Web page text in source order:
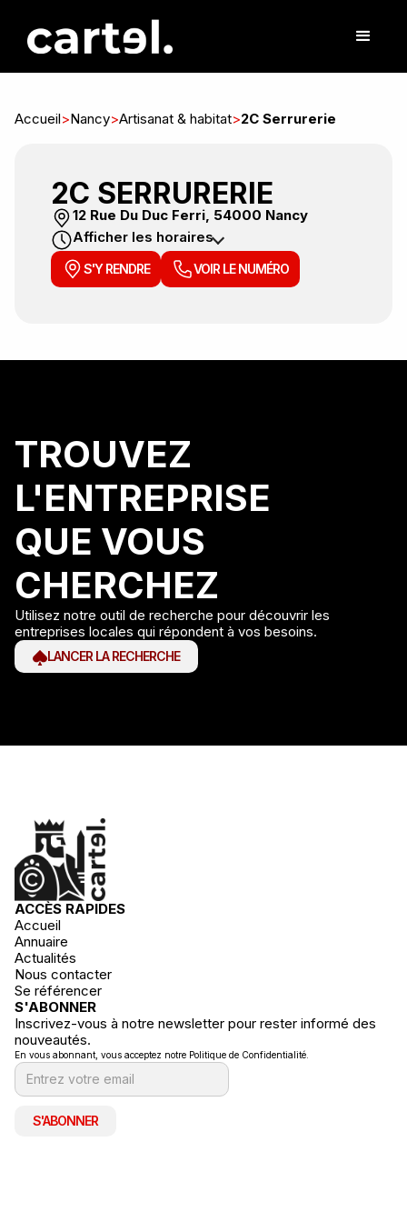
Accueil>Nancy>Artisanat & habitat>2C Serrurerie
2C SERRURERIE
12 Rue Du Duc Ferri, 54000 Nancy
Afficher les horaires
S'Y RENDRE VOIR LE NUMÉRO
TROUVEZ
L'ENTREPRISE
QUE VOUS
CHERCHEZ
Utilisez notre outil de recherche pour découvrir les
entreprises locales qui répondent à vos besoins.
LANCER LA RECHERCHE
ACCÈS RAPIDES
Accueil
Annuaire
Actualités
Nous contacter
Se référencer
S'ABONNER
Inscrivez-vous à notre newsletter pour rester informé des
nouveautés.
En vous abonnant, vous acceptez notre Politique de Confidentialité.